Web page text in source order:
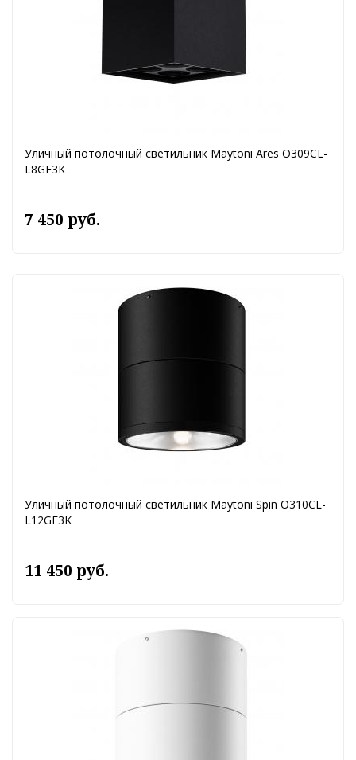
Уличный потолочный светильник Maytoni Ares O309CL-
L8GF3K
7 450 руб.
Уличный потолочный светильник Maytoni Spin O310CL-
L12GF3K
11 450 руб.